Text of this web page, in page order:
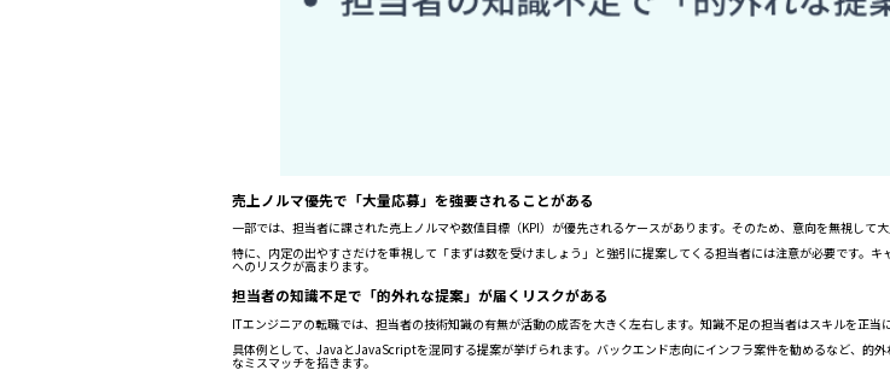
売上ノルマ優先で「大量応募」を強要されることがある
一部では、担当者に課された売上ノルマや数値目標（KPI）が優先されるケースがあります。そのため、意向を無視して
特に、内定の出やすさだけを重視して「まずは数を受けましょう」と強引に提案してくる担当者には注意が必要です。
へのリスクが高まります。
担当者の知識不足で「的外れな提案」が届くリスクがある
ITエンジニアの転職では、担当者の技術知識の有無が活動の成否を大きく左右します。知識不足の担当者はスキルを正当
具体例として、JavaとJavaScriptを混同する提案が挙げられます。バックエンド志向にインフラ案件を勧めるなど、的
なミスマッチを招きます。